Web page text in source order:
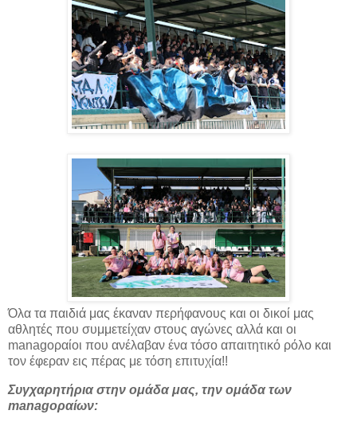
Όλα τα παιδιά μας έκαναν περήφανους και οι δικοί μας
αθλητές που συμμετείχαν στους αγώνες αλλά και οι
managoραίοι που ανέλαβαν ένα τόσο απαιτητικό ρόλο και
τον έφεραν εις πέρας με τόση επιτυχία!!
Συγχαρητήρια στην ομάδα μας, την ομάδα των
managoραίων: